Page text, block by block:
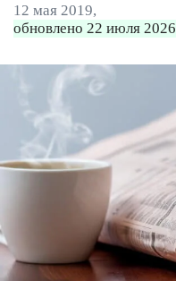
12 мая 2019,
обновлено 22 июля 2026